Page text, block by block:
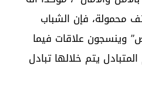
محمولة، فإن الشباب
وينسجون علاقات فيما
يتم خلالها تبادل